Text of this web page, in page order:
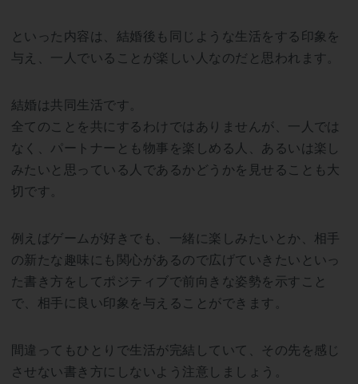
といった内容は、結婚後も同じような生活をする印象を
与え、一人でいることが楽しい人なのだと思われます。
結婚は共同生活です。
全てのことを共にするわけではありませんが、一人では
なく、パートナーとも物事を楽しめる人、あるいは楽し
みたいと思っている人であるかどうかを見せることも大
切です。
例えばゲームが好きでも、一緒に楽しみたいとか、相手
の新たな趣味にも関心があるので広げていきたいといっ
た書き方をしてポジティブで前向きな姿勢を示すこと
で、相手に良い印象を与えることができます。
間違ってもひとりで生活が完結していて、その先を感じ
させない書き方にしないよう注意しましょう。